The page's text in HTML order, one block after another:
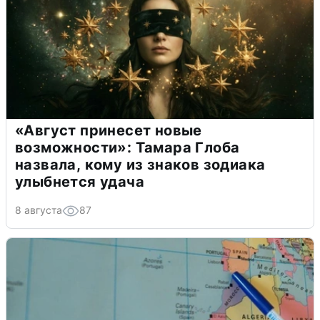
«Август принесет новые
возможности»: Тамара Глоба
назвала, кому из знаков зодиака
улыбнется удача
8 августа 87